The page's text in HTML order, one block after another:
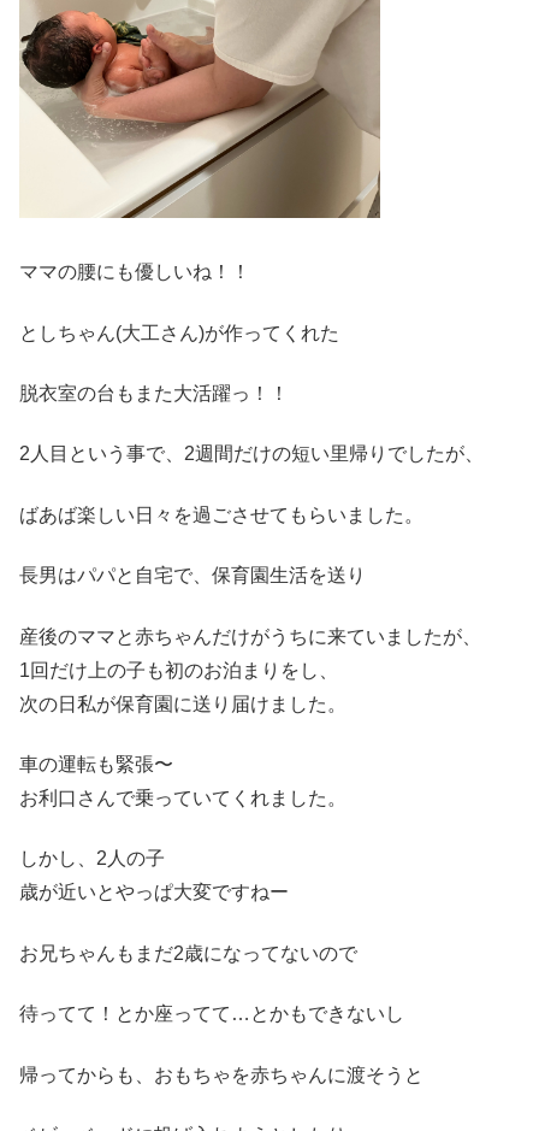
ママの腰にも優しいね！！
としちゃん(大工さん)が作ってくれた
脱衣室の台もまた大活躍っ！！
2人目という事で、2週間だけの短い里帰りでしたが、
ばあば楽しい日々を過ごさせてもらいました。
長男はパパと自宅で、保育園生活を送り
産後のママと赤ちゃんだけがうちに来ていましたが、
1回だけ上の子も初のお泊まりをし、
次の日私が保育園に送り届けました。
車の運転も緊張〜
お利口さんで乗っていてくれました。
しかし、2人の子
歳が近いとやっぱ大変ですねー
お兄ちゃんもまだ2歳になってないので
待ってて！とか座ってて…とかもできないし
帰ってからも、おもちゃを赤ちゃんに渡そうと